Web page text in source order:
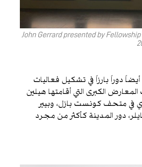
John Gerrard presented by Fellowship
دوراً بارزاً في تشكيل فعاليات
الكبرى التي أقامتها هيلين
في متحف كونست بازل، وبيير
دور المدينة كأكثر من مجرد